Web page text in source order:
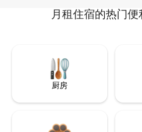
月租住宿的热门便
厨房